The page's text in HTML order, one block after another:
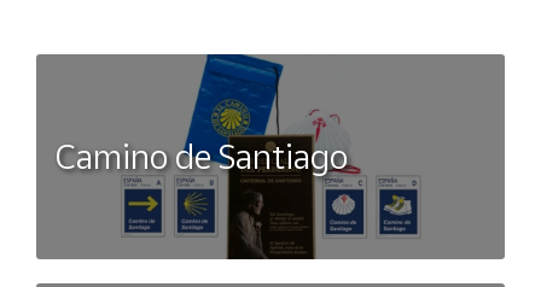
inconfundible logo Champion bordado en la pierna añade un
toque de autenticidad a esta prenda. Con un gramaje de
280 g/m² y tejido en Soft Compact Spring Poly Terry 100%
AlgodónCamino de Santiago